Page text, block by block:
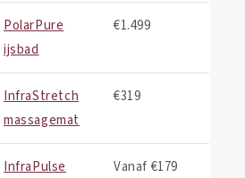
PolarPure
ijsbad
€1.499
InfraStretch
massagemat
€319
InfraPulse
Vanaf €179